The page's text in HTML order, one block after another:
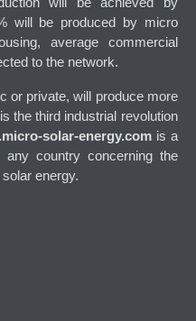
will be produced by micro
average commercial
to the network.
or private, will produce more
the third industrial revolution
solar-energy.comis a
country concerning the
energy.